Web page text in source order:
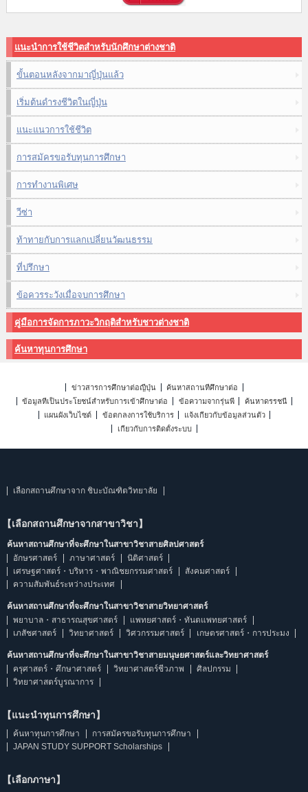
แนะนำการใช้ชีวิตสำหรับนักศึกษาต่างชาติ
ขั้นตอนหลังจากมาญี่ปุ่นแล้ว
เริ่มต้นดำรงชีวิตในญี่ปุ่น
แนะแนวการใช้ชีวิต
การสมัครขอรับทุนการศึกษา
การทำงานพิเศษ
วีซ่า
ท้าทายกับการแลกเปลี่ยนวัฒนธรรม
ที่ปรึกษา
ข้อควรระวังเมื่อจบการศึกษา
คู่มือการจัดการภาวะวิกฤติสำหรับชาวต่างชาติ
ค้นหาทุนการศึกษา
ข่าวสารการศึกษาต่อญี่ปุ่น
ค้นหาสถานที่ศึกษาต่อ
ข้อมูลที่เป็นประโยชน์สำหรับการเข้าศึกษาต่อ
ข้อความจากรุ่นพี่
ค้นหาดรรชนี
แผนผังเว็บไซต์
ข้อตกลงการใช้บริการ
แจ้งเกี่ยวกับข้อมูลส่วนตัว
เกี่ยวกับการติดตั้งระบบ
เลือกสถานศึกษาจาก ชิบะบัณฑิตวิทยาลัย
【เลือกสถานศึกษาจากสาขาวิชา】
ค้นหาสถานศึกษาที่จะศึกษาในสาขาวิชาสายศิลปศาสตร์
อักษรศาสตร์
ภาษาศาสตร์
นิติศาสตร์
เศรษฐศาสตร์・บริหาร・พาณิชยกรรมศาสตร์
สังคมศาสตร์
ความสัมพันธ์ระหว่างประเทศ
ค้นหาสถานศึกษาที่จะศึกษาในสาขาวิชาสายวิทยาศาสตร์
พยาบาล・สาธารณสุขศาสตร์
แพทยศาสตร์・ทันตแพทยศาสตร์
เภสัชศาสตร์
วิทยาศาสตร์ วิศวกรรมศาสตร์ เกษตรศาสตร์・การประมง
ค้นหาสถานศึกษาที่จะศึกษาในสาขาวิชาสายมนุษยศาสตร์และวิทยาศาสตร์
ครุศาสตร์・ศึกษาศาสตร์
วิทยาศาสตร์ชีวภาพ
ศิลปกรรม
วิทยาศาสตร์บูรณาการ
【แนะนำทุนการศึกษา】
ค้นหาทุนการศึกษา
การสมัครขอรับทุนการศึกษา
JAPAN STUDY SUPPORT Scholarships
【เลือกภาษา】